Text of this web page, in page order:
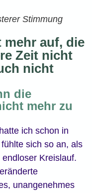
Stimmung
mehr auf, die
Zeit nicht
nicht
die
mehr zu
ich schon in
sich so an, als
Kreislauf.
unangenehmes